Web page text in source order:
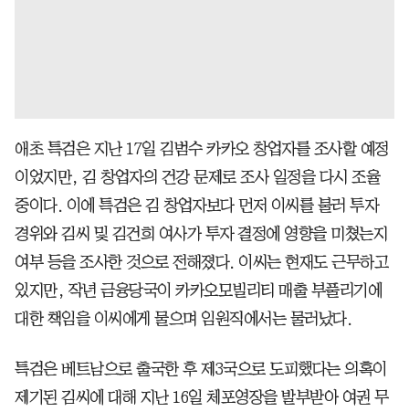
애초 특검은 지난 17일 김범수 카카오 창업자를 조사할 예정
이었지만, 김 창업자의 건강 문제로 조사 일정을 다시 조율
중이다. 이에 특검은 김 창업자보다 먼저 이씨를 불러 투자
경위와 김씨 및 김건희 여사가 투자 결정에 영향을 미쳤는지
여부 등을 조사한 것으로 전해졌다. 이씨는 현재도 근무하고
있지만, 작년 금융당국이 카카오모빌리티 매출 부풀리기에
대한 책임을 이씨에게 물으며 임원직에서는 물러났다.
특검은 베트남으로 출국한 후 제3국으로 도피했다는 의혹이
제기된 김씨에 대해 지난 16일 체포영장을 발부받아 여권 무